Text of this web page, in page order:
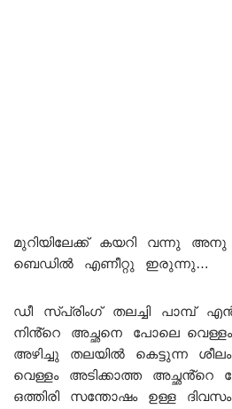
മുറിയിലേക്ക് കയറി വന്നു അനു
ബെഡിൽ എണീറ്റു ഇരുന്നു…
ഡീ സ്പ്രിംഗ് തലച്ചി പാമ്പ്
നിൻ്റെ അച്ഛനെ പോലെ
അഴിച്ചു തലയിൽ കെട്ടുന്ന
വെള്ളം അടിക്കാത്ത അച്ഛൻ്റെ
ഒത്തിരി സന്തോഷം ഉള്ള